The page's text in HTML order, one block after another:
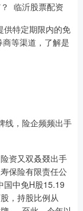
临沂股票配资
供特定期限内的免
等渠道，了解是
，险企频频出手
又双叒叕出手
保险有限责任公
国中免H股15.19
，持股比例从